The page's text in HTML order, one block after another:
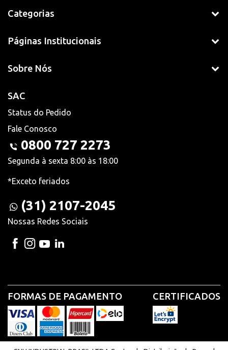
Categorias
Páginas Institucionais
Sobre Nós
SAC
Status do Pedido
Fale Conosco
0800 727 2273
Segunda à sexta 8:00 às 18:00
*Exceto feriados
(31) 2107-2045
Nossas Redes Sociais
FORMAS DE PAGAMENTO CERTIFICADOS